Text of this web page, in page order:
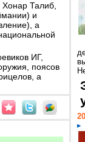
Талиб,
и
а
ИГ,
поясов
а